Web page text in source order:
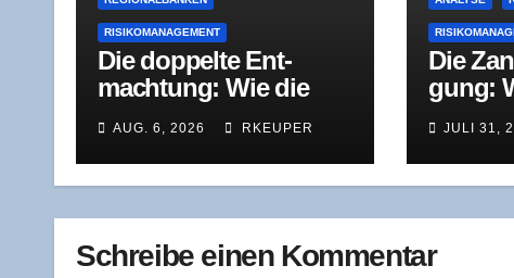
RISIKOMANAGEMENT
Die dop­pel­te Ent­
mach­tung: Wie die
Genos­sen­schafts­bank
durchgreift
AUG. 6, 2026 RKEUPER
Die
gung:
nur ein
samt
JULI 31,
Schreibe einen Kommentar